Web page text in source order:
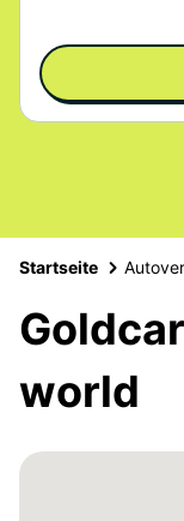
Startseite
world